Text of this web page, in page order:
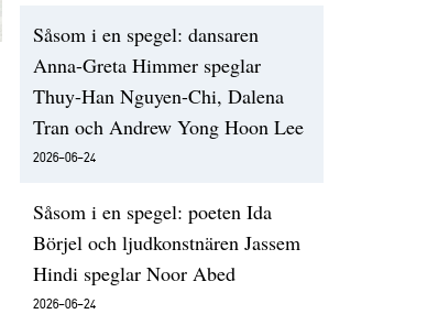
Såsom i en spegel: dansaren
Anna-Greta Himmer speglar
Thuy-Han Nguyen-Chi, Dalena
Tran och Andrew Yong Hoon Lee
2026-06-24
Såsom i en spegel: poeten Ida
Börjel och ljudkonstnären Jassem
Hindi speglar Noor Abed
2026-06-24